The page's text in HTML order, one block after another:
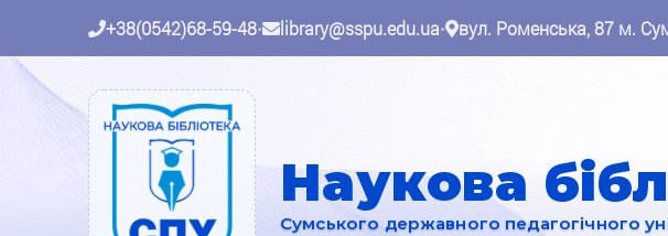
+38(0542)68-59-48• library@sspu.edu.ua• вул. Роменська, 87 м.
Наукова
Сумського державного педагогічного